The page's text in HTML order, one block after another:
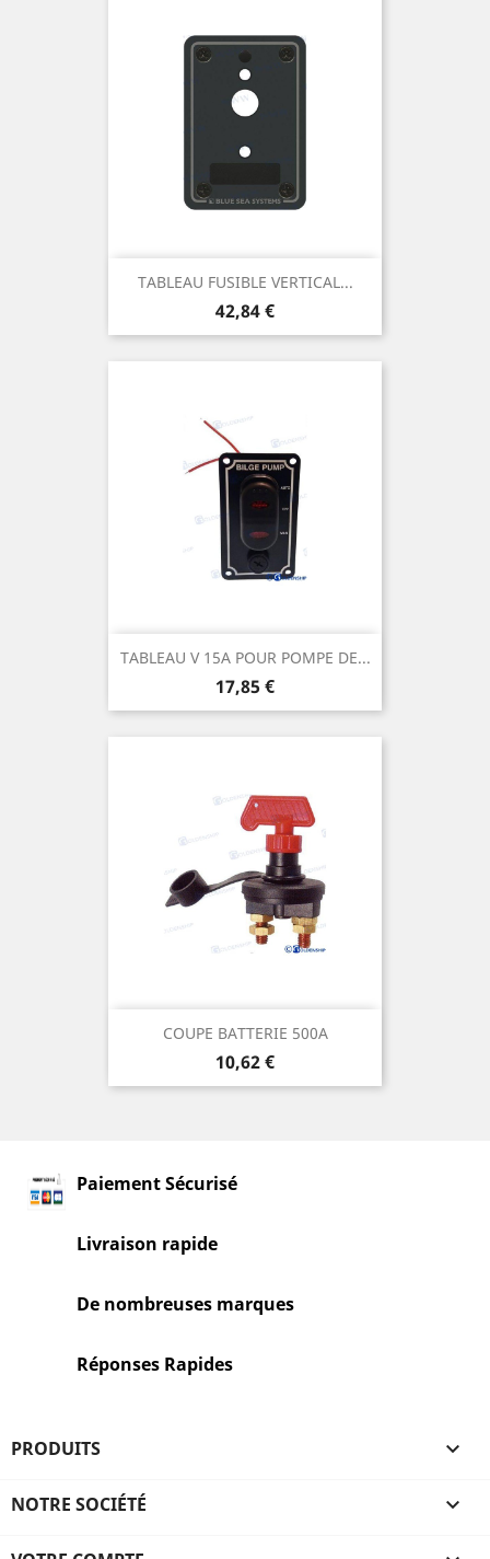
TABLEAU FUSIBLE VERTICAL...
Prix
42,84 €
TABLEAU V 15A POUR POMPE DE...
Prix
17,85 €
COUPE BATTERIE 500A
Prix
10,62 €
Paiement Sécurisé
Livraison rapide
De nombreuses marques
Réponses Rapides
PRODUITS 
NOTRE SOCIÉTÉ 